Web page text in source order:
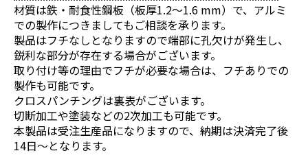
材質は鉄・耐食性鋼板（板厚1.2～1.6 mm）で、アルミ
での製作につきましてもご相談を承ります。
製品はフチなしとなりますので端部に孔欠けが発生し、
鋭利な部分が存在する場合がございます。
取り付け等の理由でフチが必要な場合は、フチありでの
製作も可能です。
クロスパンチングは裏表がございます。
切断加工や塗装などの2次加工も可能です。
本製品は受注生産品になりますので、納期は決済完了後
14日～となります。